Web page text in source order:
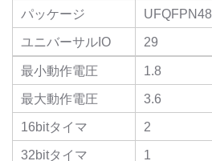
パッケージ
UFQFPN48
ユニバーサルIO
29
最小動作電圧
1.8
最大動作電圧
3.6
16bitタイマ
2
32bitタイマ
1